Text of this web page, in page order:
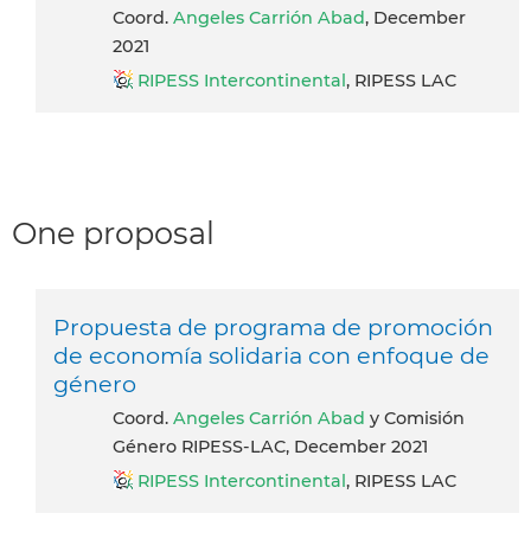
Coord. Angeles Carrión Abad, December
2021
RIPESS Intercontinental, RIPESS LAC
One proposal
Propuesta de programa de promoción
de economía solidaria con enfoque de
género
Coord. Angeles Carrión Abad y Comisión
Género RIPESS-LAC, December 2021
RIPESS Intercontinental, RIPESS LAC